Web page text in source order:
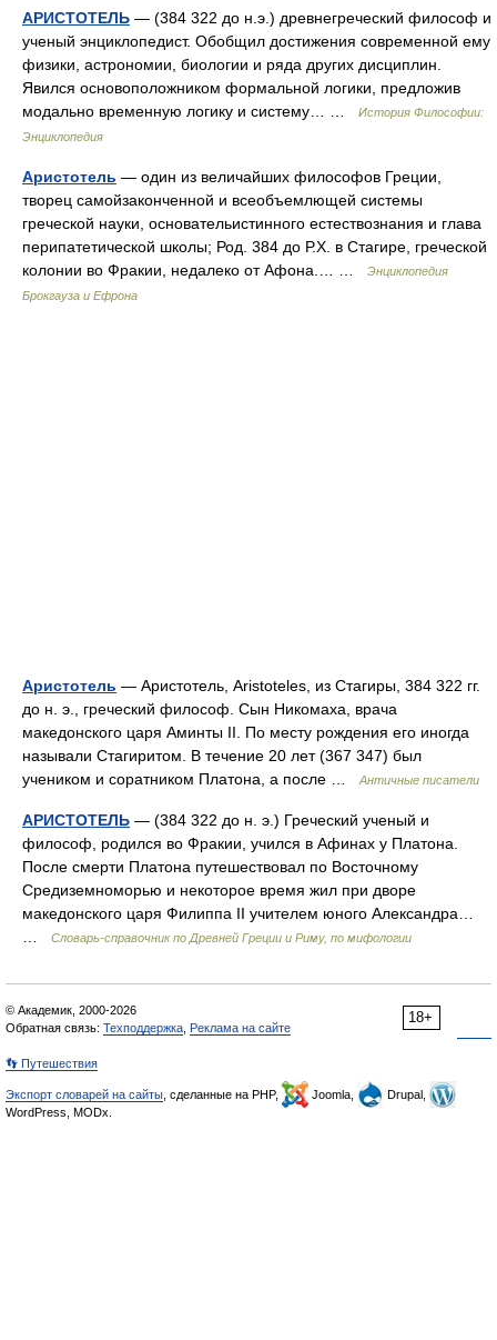
АРИСТОТЕЛЬ — (384 322 до н.э.) древнегреческий философ и
ученый энциклопедист. Обобщил достижения современной ему
физики, астрономии, биологии и ряда других дисциплин.
Явился основоположником формальной логики, предложив
модально временную логику и систему… …
История Философии:
Энциклопедия
Аристотель — один из величайших философов Греции,
творец самойзаконченной и всеобъемлющей системы
греческой науки, основательистинного естествознания и глава
перипатетической школы; Род. 384 до Р.Х. в Стагире, греческой
колонии во Фракии, недалеко от Афона.… …
Энциклопедия
Брокгауза и Ефрона
Аристотель — Аристотель, Aristoteles, из Стагиры, 384 322 гг.
до н. э., греческий философ. Сын Никомаха, врача
македонского царя Аминты II. По месту рождения его иногда
называли Стагиритом. В течение 20 лет (367 347) был
учеником и соратником Платона, а после …
Античные писатели
АРИСТОТЕЛЬ — (384 322 до н. э.) Греческий ученый и
философ, родился во Фракии, учился в Афинах у Платона.
После смерти Платона путешествовал по Восточному
Средиземноморью и некоторое время жил при дворе
македонского царя Филиппа II учителем юного Александра…
Cловарь-справочник по Древней Греции и Риму, по мифологии
18+
© Академик, 2000-2026
Обратная связь: Техподдержка Реклама на сайте
👣 Путешествия
Экспорт словарей на сайты , сделанные на PHP, Joomla,
Drupal,
WordPress, MODx.